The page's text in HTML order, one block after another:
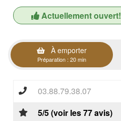
Actuellement ouvert!
À emporter
Préparation : 20 min
03.88.79.38.07
5/5 (voir les 77 avis)